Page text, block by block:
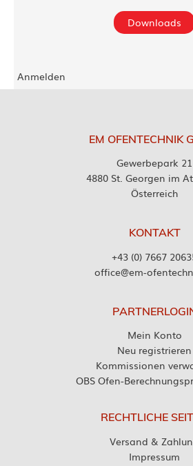
Downloads
Anmelden
EM OFENTECHNIK
Gewerbepark 21
4880 St. Georgen im
Österreich
KONTAKT
+43 (0) 7667
office@em-
Mein Konto
Neu registrieren
Kommissionen
OBS Ofen-
RECHTLICHE
Versand &
Impressum